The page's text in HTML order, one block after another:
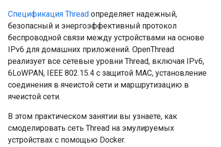
Спецификация Thread определяет надежный,
безопасный и энергоэффективный протокол
беспроводной связи между устройствами на основе
IPv6 для домашних приложений. OpenThread
реализует все сетевые уровни Thread, включая IPv6,
6LoWPAN, IEEE 802.15.4 с защитой MAC, установление
соединения в ячеистой сети и маршрутизацию в
ячеистой сети.
В этом практическом занятии вы узнаете, как
смоделировать сеть Thread на эмулируемых
устройствах с помощью Docker.